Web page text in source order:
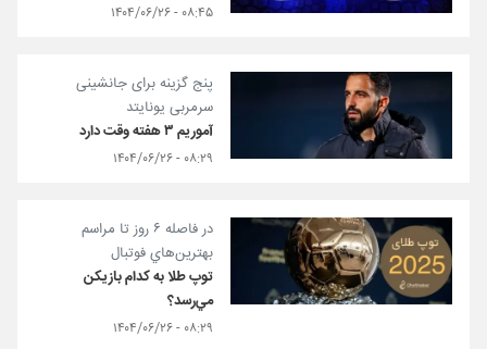
۰۸:۴۵ - ۱۴۰۴/۰۶/۲۶
پنج گزینه برای جانشینی
سرمربی یونایتد
آموریم ۳ هفته وقت دارد
۰۸:۲۹ - ۱۴۰۴/۰۶/۲۶
در فاصله ۶ روز تا مراسم
بهترين‌هاي فوتبال
توپ طلا به كدام بازيكن
مي‌رسد؟
۰۸:۲۹ - ۱۴۰۴/۰۶/۲۶